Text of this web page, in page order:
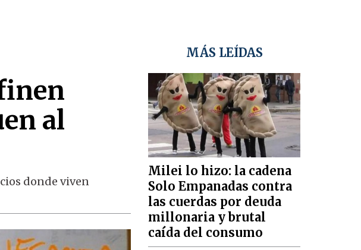
al
donde viven
MÁS LEÍDAS
Milei lo hizo: la cadena
Solo Empanadas contra
las cuerdas por deuda
millonaria y brutal
caída del consumo